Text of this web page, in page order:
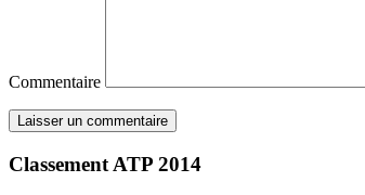
Commentaire
Classement ATP 2014